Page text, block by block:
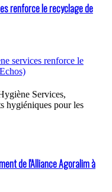
renforce le recyclage de
Services,
hygiéniques pour les
de l'Alliance Agoralim à